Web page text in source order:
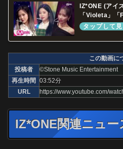
IZ*ONE (アイ
「Violeta」「
で披露
この動画に
投稿者
©Stone Music Entertainment
再生時間 03:52分
URL
https://www.youtube.com/
IZ*ONE関連ニュー